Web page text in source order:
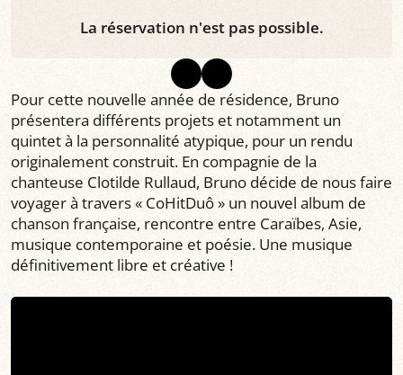
La réservation n'est pas possible.
Pour cette nouvelle année de résidence, Bruno
présentera différents projets et notamment un
quintet à la personnalité atypique, pour un rendu
originalement construit. En compagnie de la
chanteuse Clotilde Rullaud, Bruno décide de nous faire
voyager à travers « CoHitDuô » un nouvel album de
chanson française, rencontre entre Caraïbes, Asie,
musique contemporaine et poésie. Une musique
définitivement libre et créative !